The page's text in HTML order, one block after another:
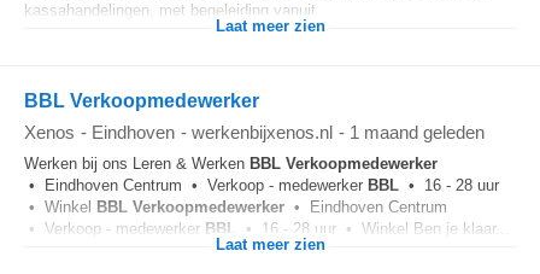
kassahandelingen, met begeleiding vanuit...
Laat meer zien
BBL Verkoopmedewerker
Xenos - Eindhoven - werkenbijxenos.nl - 1 maand geleden
Werken bij ons Leren & Werken BBL Verkoopmedewerker
• Eindhoven Centrum • Verkoop - medewerker BBL • 16 - 28 uur
• Winkel BBL Verkoopmedewerker • Eindhoven Centrum
• Verkoop - medewerker BBL • 16 - 28 uur • Winkel Ben je klaar...
Laat meer zien